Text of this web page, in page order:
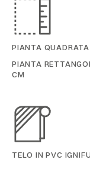
PIANTA
PIANTA
CM
TELO IN PVC